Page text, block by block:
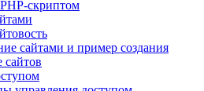
скриптом
сайтами и пример создания
сайтов